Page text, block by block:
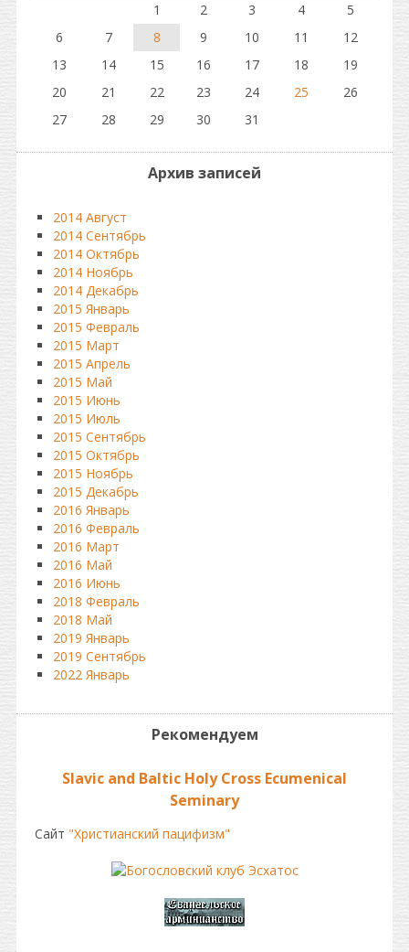
1
2 3 4
5
6
7 8 9 10 11
12
13
14 15 16 17 18
19
20
21 22 23 24 25
26
27
28 29 30 31
Архив записей
2014 Август
2014 Сентябрь
2014 Октябрь
2014 Ноябрь
2014 Декабрь
2015 Январь
2015 Февраль
2015 Март
2015 Апрель
2015 Май
2015 Июнь
2015 Июль
2015 Сентябрь
2015 Октябрь
2015 Ноябрь
2015 Декабрь
2016 Январь
2016 Февраль
2016 Март
2016 Май
2016 Июнь
2018 Февраль
2018 Май
2019 Январь
2019 Сентябрь
2022 Январь
Рекомендуем
Slavic and Baltic Holy Cross Ecumenical
Seminаry
Сайт "Христианский пацифизм"